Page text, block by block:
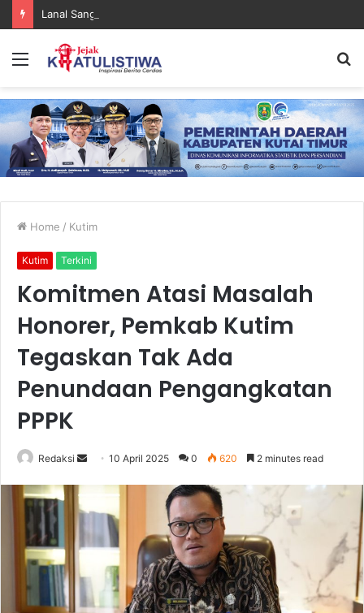
Menu
Home / Kutim
Kutim Terkini
Komitmen Atasi Masalah
Honorer, Pemkab Kutim
Tegaskan Tak Ada
Penundaan Pengangkatan
PPPK
Redaksi
Send
email
10 April 2025 0 620 2 minutes read